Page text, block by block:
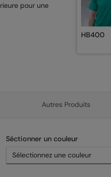
pour une
HB400
Autres Produits
Séctionner un couleur